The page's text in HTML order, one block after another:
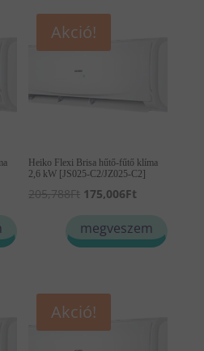
Akció!
Heiko Flexi Brisa hűtő-fűtő klíma
2,6 kW [JS025-C2/JZ025-C2]
205,788Ft Original
was:
205,788Ft.
175,006Ft
is:
175,006Ft.
megveszem
Akció!